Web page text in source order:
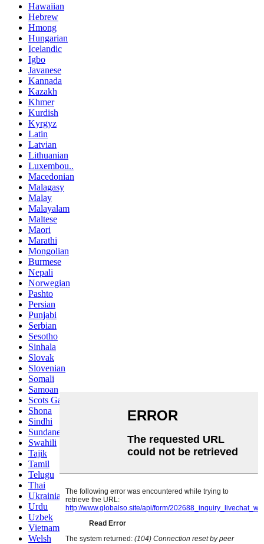
Hawaiian
Hebrew
Hmong
Hungarian
Icelandic
Igbo
Javanese
Kannada
Kazakh
Khmer
Kurdish
Kyrgyz
Latin
Latvian
Lithuanian
Luxembou..
Macedonian
Malagasy
Malay
Malayalam
Maltese
Maori
Marathi
Mongolian
Burmese
Nepali
Norwegian
Pashto
Persian
Punjabi
Serbian
Sesotho
Sinhala
Slovak
Slovenian
Somali
Samoan
Scots Gaelic
Shona
Sindhi
Sundanese
Swahili
Tajik
Tamil
Telugu
Thai
Ukrainian
Urdu
Uzbek
Vietnamese
Welsh